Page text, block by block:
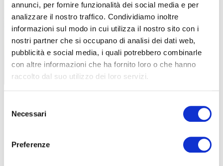
annunci, per fornire funzionalità dei social media e per
analizzare il nostro traffico. Condividiamo inoltre
informazioni sul modo in cui utilizza il nostro sito con i
nostri partner che si occupano di analisi dei dati web,
pubblicità e social media, i quali potrebbero combinarle
con altre informazioni che ha fornito loro o che hanno
raccolto dal suo utilizzo dei loro servizi.
delNecessari
Preferenze
UPSLOWTOUR: IN VIAGGIO VERSO LE
VETTE DEL PINEROLESE
|11-07-2026
MTB